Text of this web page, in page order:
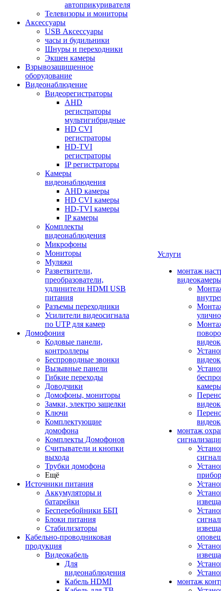
автоприкуривателя
Телевизоры и мониторы
Аксессуары
USB Аксессуары
часы и будильники
Шнуры и переходники
Экшен камеры
Взрывозащищенное
оборудование
Видеонаблюдение
Видеорегистраторы
AHD
регистраторы
мультигибридные
HD CVI
регистраторы
HD-TVI
регистраторы
IP регистраторы
Камеры
видеонаблюдения
AHD камеры
HD CVI камеры
HD-TVI камеры
IP камеры
Комплекты
видеонаблюдения
Микрофоны
Мониторы
Муляжи
Разветвители,
преобразователи,
удлинители HDMI USB
питания
Разъемы переходники
Усилители видеосигнала
по UTP для камер
Домофония
Кодовые панели,
контроллеры
Беспроводные звонки
Вызывные панели
Гибкие переходы
Доводчики
Домофоны, мониторы
Замки, электро защелки
Ключи
Комплектующие
домофона
Комплекты Домофонов
Считыватели и кнопки
выхода
Трубки домофона
Ещё
Источники питания
Аккумуляторы и
батарейки
Бесперебойники ББП
Блоки питания
Стабилизаторы
Кабельно-проводниковая
продукция
Видеокабель
Для
видеонаблюдения
Кабель HDMI
Услуги
монтаж
монтаж
монтаж